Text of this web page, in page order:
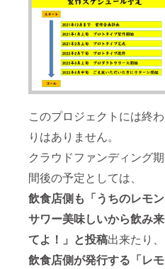
このプロジェクトには終わ
りはありません。
クラウドファンディング期
間後の予定としては、
飲食店側も「うちのレモン
サワー美味しいから飲み来
てよ！」と投稿出来たり、
飲食店側が発行する「レモ